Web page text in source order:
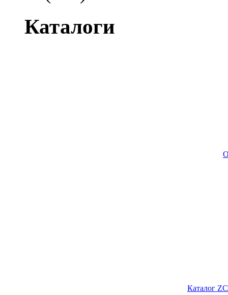
Каталоги
Каталог